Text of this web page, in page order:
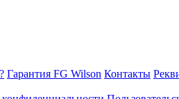
Гарантия FG Wilson Контакты